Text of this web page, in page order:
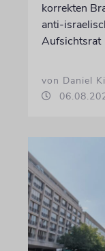
korrekten
anti-
Aufsichtsrat
von Daniel